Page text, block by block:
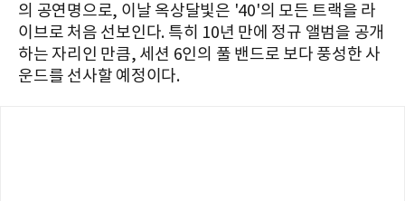
의 공연명으로, 이날 옥상달빛은 '40'의 모든 트랙을 라
이브로 처음 선보인다. 특히 10년 만에 정규 앨범을 공개
하는 자리인 만큼, 세션 6인의 풀 밴드로 보다 풍성한 사
운드를 선사할 예정이다.